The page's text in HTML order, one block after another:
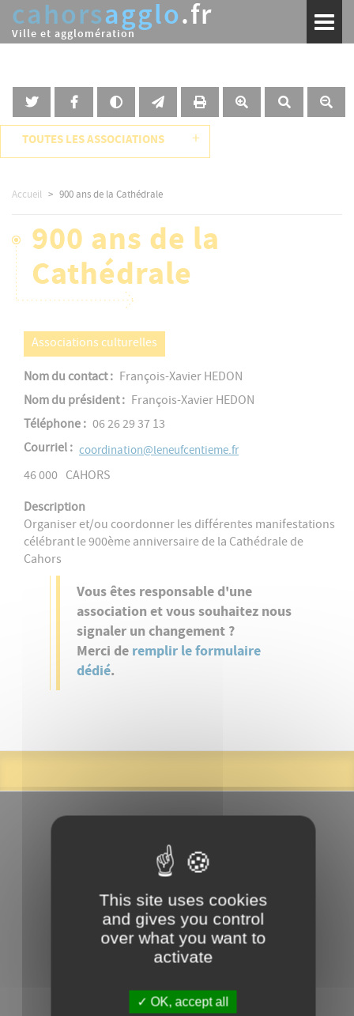
Aller
contenu
cahorsagglo.fr
Ville et agglomération
TOUTES LES ASSOCIATIONS +
Accueil 900 ans de la Cathédrale
900 ans de la
Cathédrale
Associations culturelles
Nom du contact
François-Xavier HEDON
Nom du président
François-Xavier HEDON
Téléphone
06 26 29 37 13
Courriel
coordination@leneufcentieme.fr
46 000 CAHORS
Description
Organiser et/ou coordonner les différentes manifestations
célébrant le 900ème anniversaire de la Cathédrale de
Cahors
Vous êtes responsable d'une
association et vous souhaitez nous
signaler un changement ?
Merci deremplir le formulaire
dédié.
Grand Cahors
Hôtel Administratif Wilson
Tél. 05 65 20 89 00
This site uses cookies
and gives you control
over what you want to
activate
OK, accept all